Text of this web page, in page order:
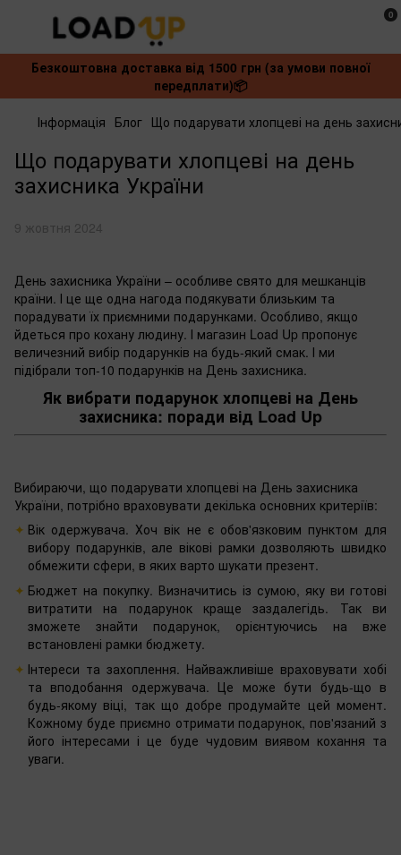
0
Безкоштовна доставка від 1500 грн (за умови повної
передплати)📦
Інформація Блог Що подарувати хлопцеві на день
Що подарувати хлопцеві на день
захисника України
9 жовтня 2024
День захисника України – особливе свято для мешканців
країни. І це ще одна нагода подякувати близьким та
порадувати їх приємними подарунками. Особливо, якщо
йдеться про кохану людину. І магазин Load Up пропонує
величезний вибір подарунків на будь-який смак. І ми
підібрали топ-10 подарунків на День захисника.
Як вибрати подарунок хлопцеві на День
захисника: поради від Load Up
Вибираючи, що подарувати хлопцеві на День захисника
України, потрібно враховувати декілька основних критеріїв:
Вік одержувача. Хоч вік не є обов'язковим пунктом для
вибору подарунків, але вікові рамки дозволяють швидко
обмежити сфери, в яких варто шукати презент.
Бюджет на покупку. Визначитись із сумою, яку ви готові
витратити на подарунок краще заздалегідь. Так ви
зможете знайти подарунок, орієнтуючись на вже
встановлені рамки бюджету.
Інтереси та захоплення. Найважливіше враховувати хобі
та вподобання одержувача. Це може бути будь-що в
будь-якому віці, так що добре продумайте цей момент.
Кожному буде приємно отримати подарунок, пов'язаний з
його інтересами і це буде чудовим виявом кохання та
уваги.